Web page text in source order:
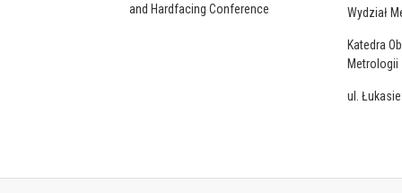
and Hardfacing Conference
Wydział
Katedra
Metrologii
ul.